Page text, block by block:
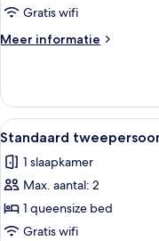
Gratis wifi
Meer informatie
Meer
Alle
foto's
voor
Standaard
tweepersoonskamer
laden
13
Standaard
1 slaapkamer
Max. aantal: 2
1 queensize bed
Gratis wifi